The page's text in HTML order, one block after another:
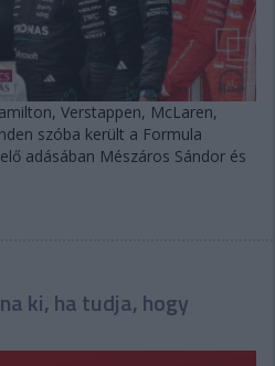
Verstappen, McLaren,
szóba került a Formula
adásában Mészáros Sándor és
ki, ha tudja, hogy